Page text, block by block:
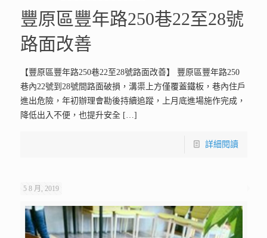
豐原區豐年路250巷22至28號
路面改善
【豐原區豐年路250巷22至28號路面改善】 豐原區豐年路250
巷內22號到28號間路面破損，溝渠上方僅覆蓋鐵板，巷內住戶
進出危險，年初辦理會勘後持續追蹤，上月底進場施作完成，
降低出入不便，也提升安全[…]
詳細閱讀
5 8 月, 2019